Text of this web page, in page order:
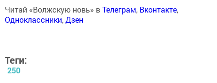
Читай «Волжскую новь» вТелеграм, Вконтакте,
Одноклассники,Дзен
Теги:
250